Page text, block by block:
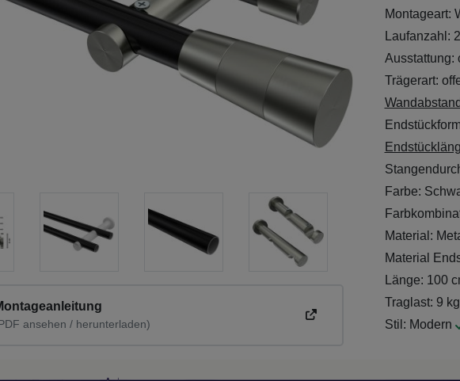
ansehen / herunterladen)
Montageart:
Laufanzahl:
Ausstattung:
Trägerart:
Farbe:
Material:
Material
Länge: 100
Traglast: 9 kg
Stil: Modern